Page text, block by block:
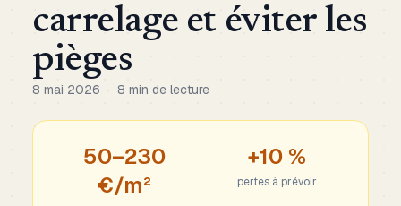
carrelage et éviter les
pièges
8 mai 2026 · 8 min de lecture
50–230
€/m²
+10 %
pertes à prévoir